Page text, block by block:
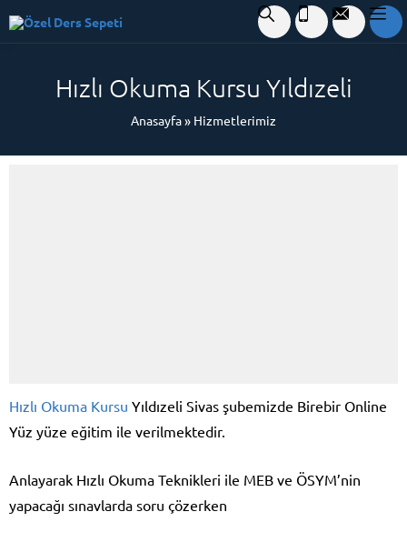
Hızlı Okuma Kursu Yıldızeli
Anasayfa» Hizmetlerimiz
Hızlı Okuma Kursu Yıldızeli Sivas şubemizde Birebir Online
Yüz yüze eğitim ile verilmektedir.
Anlayarak Hızlı Okuma Teknikleri ile MEB ve ÖSYM’nin
yapacağı sınavlarda soru çözerken